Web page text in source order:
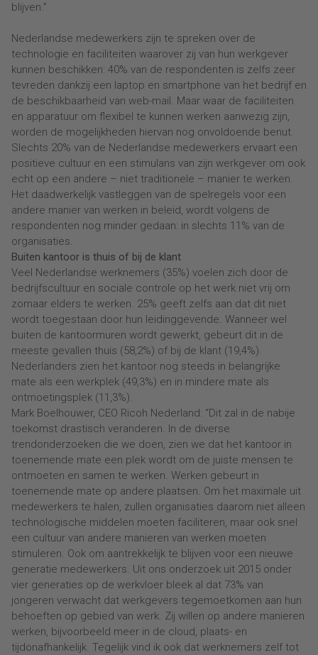
blijven.”
Nederlandse medewerkers zijn te spreken over de
technologie en faciliteiten waarover zij van hun werkgever
kunnen beschikken: 40% van de respondenten is zelfs zeer
tevreden dankzij een laptop en smartphone van het bedrijf en
de beschikbaarheid van web-mail. Maar waar de faciliteiten
en apparatuur om flexibel te kunnen werken aanwezig zijn,
worden de mogelijkheden hiervan nog onvoldoende benut.
Slechts 20% van de Nederlandse medewerkers ervaart een
positieve cultuur en een stimulans van zijn werkgever om ook
echt op een andere – niet traditionele – manier te werken.
Het daadwerkelijk vastleggen van de spelregels voor een
andere manier van werken in beleid, wordt volgens de
respondenten nog minder gedaan: in slechts 11% van de
organisaties.
Buiten kantoor is thuis of bij de klant
Veel Nederlandse werknemers (35%) voelen zich door de
bedrijfscultuur en sociale controle op het werk niet vrij om
zomaar elders te werken. 25% geeft zelfs aan dat dit niet
wordt toegestaan door hun leidinggevende. Wanneer wel
buiten de kantoormuren wordt gewerkt, gebeurt dit in de
meeste gevallen thuis (58,2%) of bij de klant (19,4%).
Nederlanders zien het kantoor nog steeds in belangrijke
mate als een werkplek (49,3%) en in mindere mate als
ontmoetingsplek (11,3%).
Mark Boelhouwer, CEO Ricoh Nederland: “Dit zal in de nabije
toekomst drastisch veranderen. In de diverse
trendonderzoeken die we doen, zien we dat het kantoor in
toenemende mate een plek wordt om de juiste mensen te
ontmoeten en samen te werken. Werken gebeurt in
toenemende mate op andere plaatsen. Om het maximale uit
medewerkers te halen, zullen organisaties daarom niet alleen
technologische middelen moeten faciliteren, maar ook snel
een cultuur van andere manieren van werken moeten
stimuleren. Ook om aantrekkelijk te blijven voor een nieuwe
generatie medewerkers. Uit ons onderzoek uit 2015 onder
vier generaties op de werkvloer bleek al dat 73% van
jongeren verwacht dat werkgevers tegemoetkomen aan hun
behoeften op gebied van werk. Zij willen op andere manieren
werken, bijvoorbeeld meer in de cloud, plaats- en
tijdonafhankelijk. Tegelijk vind ik ook dat werknemers zelf tot